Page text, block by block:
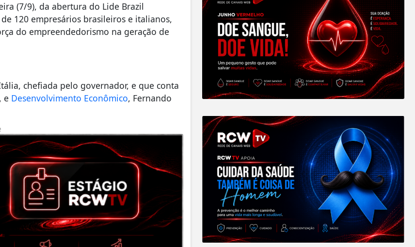
(7/9), da abertura do Lide Brazil
120 empresários brasileiros e italianos,
do empreendedorismo na geração de
chefiada pelo governador, e que conta
e Desenvolvimento Econômico, Fernando